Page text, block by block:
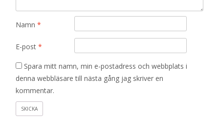
Namn *
E-post *
Spara mitt namn, min e-postadress och webbplats i
denna webbläsare till nästa gång jag skriver en
kommentar.